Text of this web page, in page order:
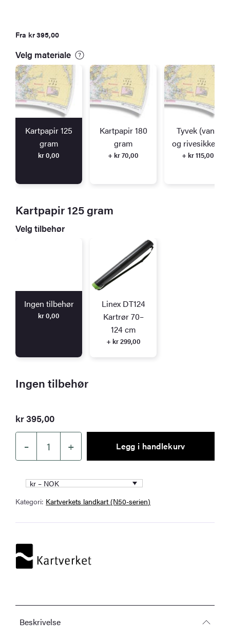
Fra kr395,00
Velg materiale
Kartpapir 125
gram
kr0,00
Kartpapir 180
gram
+ kr 70,00
Tyvek (vann
og rivesikkert)
+ kr 115,00
Kartpapir 125 gram
Velg tilbehør
Ingen tilbehør
kr0,00
Linex DT124
Kartrør 70–
124 cm
+ kr 299,00
Ingen tilbehør
kr395,00
–
Kartverket
–
landkart
(N50):
13-
antall
+ Legg i handlekurv
kr – NOK
Kategori: Kartverkets landkart (N50-serien)
Beskrivelse